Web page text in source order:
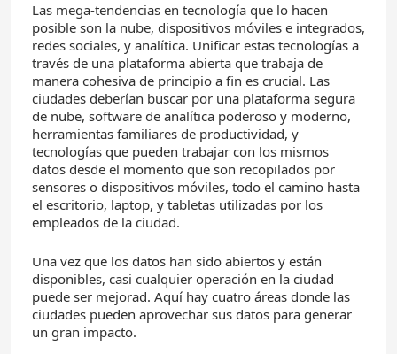
Las mega-tendencias en tecnología que lo hacen
posible son la nube, dispositivos móviles e integrados,
redes sociales, y analítica. Unificar estas tecnologías a
través de una plataforma abierta que trabaja de
manera cohesiva de principio a fin es crucial. Las
ciudades deberían buscar por una plataforma segura
de nube, software de analítica poderoso y moderno,
herramientas familiares de productividad, y
tecnologías que pueden trabajar con los mismos
datos desde el momento que son recopilados por
sensores o dispositivos móviles, todo el camino hasta
el escritorio, laptop, y tabletas utilizadas por los
empleados de la ciudad.
Una vez que los datos han sido abiertos y están
disponibles, casi cualquier operación en la ciudad
puede ser mejorad. Aquí hay cuatro áreas donde las
ciudades pueden aprovechar sus datos para generar
un gran impacto.